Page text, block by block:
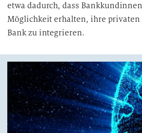
etwa dadurch, dass
Möglichkeit erhalten, ihre privaten
Bank zu integrieren.